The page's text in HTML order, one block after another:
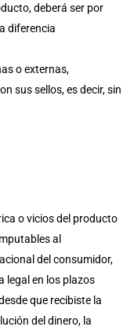
deberá ser por
diferencia
o externas,
sus sellos, es decir, sin
o vicios del producto
al
del consumidor,
legal en los plazos
que recibiste la
del dinero, la